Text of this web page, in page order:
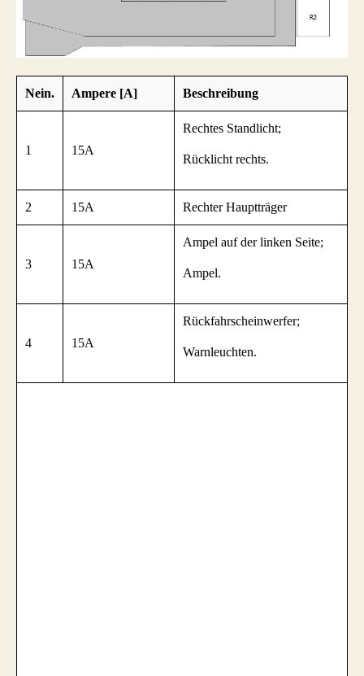
Nein. Ampere [A] Beschreibung
1 15A
Rechtes Standlicht;
Rücklicht rechts.
2 15A Rechter Hauptträger
3 15A
Ampel auf der linken Seite;
Ampel.
4 15A
Rückfahrscheinwerfer;
Warnleuchten.